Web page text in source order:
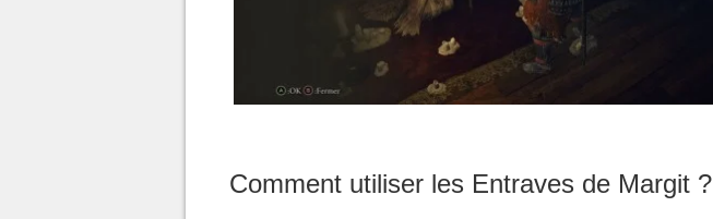
Comment utiliser les Entraves de Margit ?